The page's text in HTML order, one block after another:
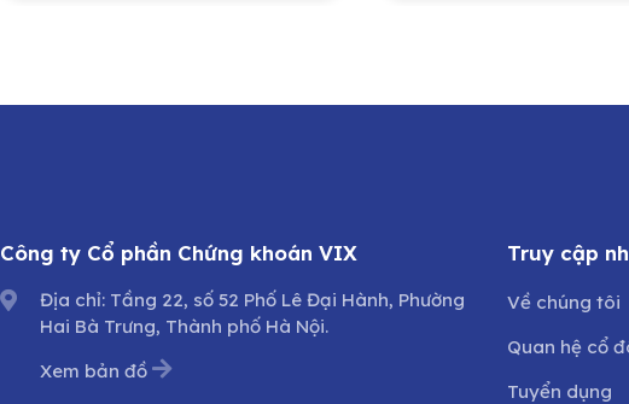
cổ phần (PVMR)
Công ty Cổ phần Chứng khoán VIX
Địa chỉ: Tầng 22, số 52 Phố Lê Đại Hành, Phường
Hai Bà Trưng, Thành phố Hà Nội.
Xem bản đồ
Truy cập
Về chúng tôi
Quan hệ cổ
Tuyển dụng